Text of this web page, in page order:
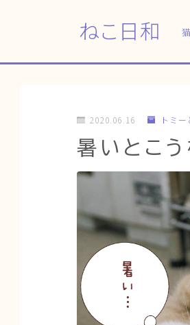
ねこ日和
2020.06.16 トミ
暑いとこ